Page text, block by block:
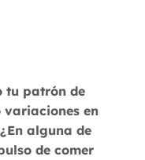
tu patrón de
en
alguna de
de comer